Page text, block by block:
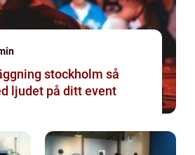
stockholm så
ljudet på ditt event